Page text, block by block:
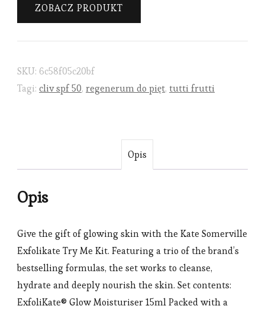
ZOBACZ PRODUKT
SKU: 6c58f05c20bf
Tagi: cliv spf 50, regenerum do pięt, tutti frutti
Opis
Opis
Give the gift of glowing skin with the Kate Somerville
Exfolikate Try Me Kit. Featuring a trio of the brand’s
bestselling formulas, the set works to cleanse,
hydrate and deeply nourish the skin. Set contents:
ExfoliKate® Glow Moisturiser 15ml Packed with a